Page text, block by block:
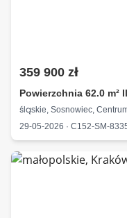
359 900 zł
Powierzchnia 62.0 m²
śląskie, Sosnowiec,
29-05-2026 · C152-SM-